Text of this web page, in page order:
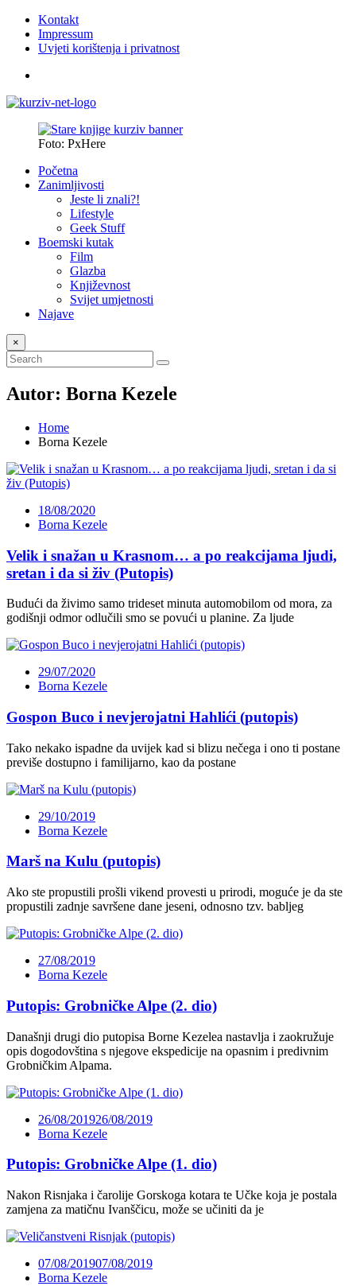
Kontakt
Impressum
Uvjeti korištenja i privatnost
Foto: PxHere
Početna
Zanimljivosti
Jeste li znali?!
Lifestyle
Geek Stuff
Boemski kutak
Film
Glazba
Književnost
Svijet umjetnosti
Najave
×
Autor: Borna Kezele
Home
Borna Kezele
18/08/2020
Borna Kezele
Velik i snažan u Krasnom… a po reakcijama ljudi,
sretan i da si živ (Putopis)
Budući da živimo samo trideset minuta automobilom od mora, za
godišnji odmor odlučili smo se povući u planine. Za ljude
29/07/2020
Borna Kezele
Gospon Buco i nevjerojatni Hahlići (putopis)
Tako nekako ispadne da uvijek kad si blizu nečega i ono ti postane
previše dostupno i familijarno, kao da postane
29/10/2019
Borna Kezele
Marš na Kulu (putopis)
Ako ste propustili prošli vikend provesti u prirodi, moguće je da ste
propustili zadnje savršene dane jeseni, odnosno tzv. babljeg
27/08/2019
Borna Kezele
Putopis: Grobničke Alpe (2. dio)
Današnji drugi dio putopisa Borne Kezelea nastavlja i zaokružuje
opis dogodovština s njegove ekspedicije na opasnim i predivnim
Grobničkim Alpama.
26/08/201926/08/2019
Borna Kezele
Putopis: Grobničke Alpe (1. dio)
Nakon Risnjaka i čarolije Gorskoga kotara te Učke koja je postala
zamjena za matičnu Ivanščicu, može se učiniti da je
07/08/201907/08/2019
Borna Kezele